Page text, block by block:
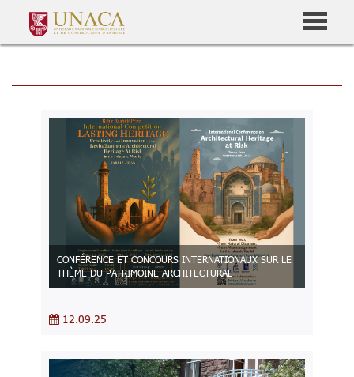
CONFÉRENCE ET CONCOURS INTERNATIONAUX SUR LE
THÈME DU PATRIMOINE ARCHITECTURAL
12.09.25